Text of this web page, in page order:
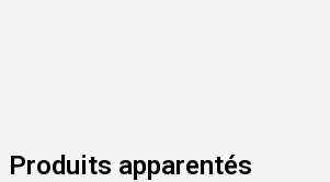
Produits apparentés